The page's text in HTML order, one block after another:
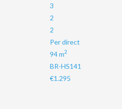
3
2
2
Per direct
94 m2
BR-HS141
€1.295